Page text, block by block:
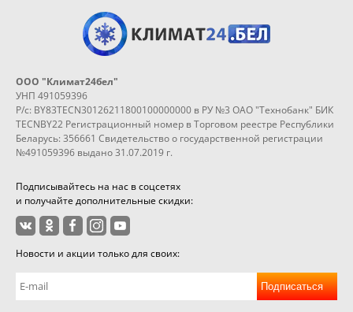
ООО "Климат24бел"
УНП 491059396
Р/с: BY83TECN30126211800100000000 в РУ №3 ОАО "Технобанк" БИК
TECNBY22 Регистрационный номер в Торговом реестре Республики
Беларусь: 356661 Свидетельство о государственной регистрации
№491059396 выдано 31.07.2019 г.
Подписывайтесь на нас в соцсетях
и получайте дополнительные скидки:
Новости и акции только для своих:
Подписаться